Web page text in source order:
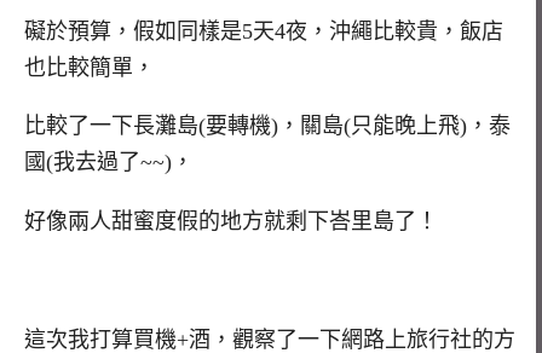
礙於預算，假如同樣是5天4夜，沖繩比較貴，飯店
也比較簡單，
比較了一下長灘島(要轉機)，關島(只能晚上飛)，泰
國(我去過了~~)，
好像兩人甜蜜度假的地方就剩下峇里島了！
這次我打算買機+酒，觀察了一下網路上旅行社的方